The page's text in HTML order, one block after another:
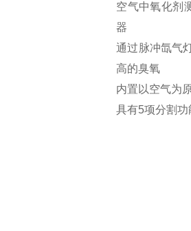
空气中氧化剂
器
通过脉冲氙气
高的臭氧
内置以空气为
具有5项分割